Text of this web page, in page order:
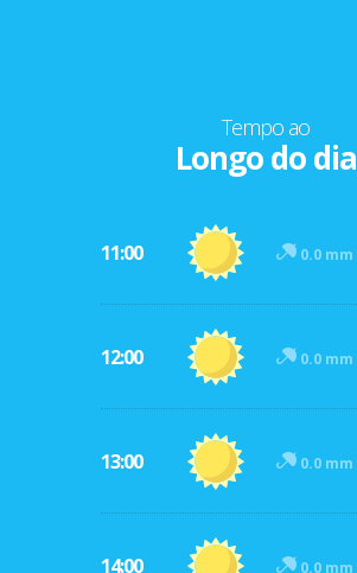
Tempo ao
Longo do dia
11:00 0.0 mm
12:00 0.0 mm
13:00 0.0 mm
14:00 0.0 mm